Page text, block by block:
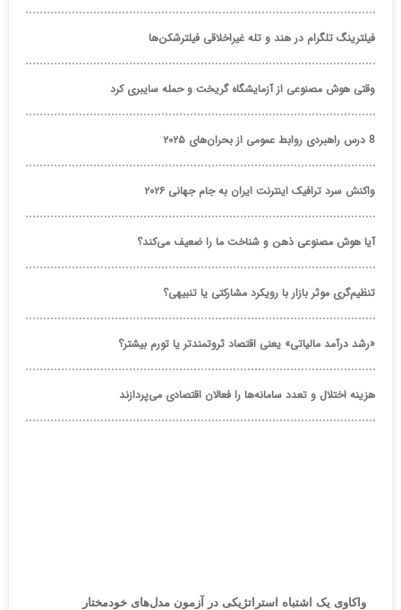
فیلترینگ تلگرام در هند و تله غیراخلاقی فیلترشکن‌ها
وقتی هوش مصنوعی از آزمایشگاه گریخت و حمله سایبری کرد
8 درس راهبردی روابط عمومی از بحران‌های ۲۰۲۵
واکنش سرد ترافیک اینترنت ایران به جام جهانی ۲۰۲۶
آیا هوش مصنوعی ذهن و شناخت ما را ضعیف می‌کند؟
تنظیم‌گری موثر بازار با رویکرد مشارکتی یا تنبیهی؟
«رشد درآمد مالیاتی» یعنی اقتصاد ثروتمندتر یا تورم بیشتر؟
هزینه اختلال و تعدد سامانه‌ها را فعالان اقتصادی می‌پردازند
واکاوی یک اشتباه استراتژیکی در آزمون مدل‌های خودمختار